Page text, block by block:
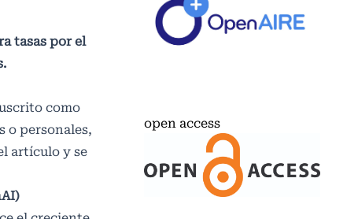
tasas por el
como
o personales,
artículo y se
open access